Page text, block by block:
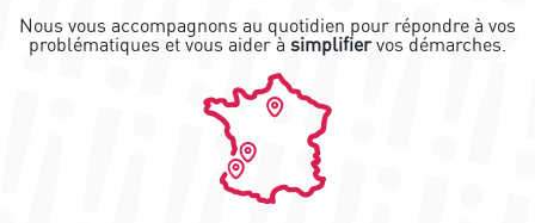
Nous vous accompagnons au quotidien pour répondre à vos
problématiques et vous aider à simplifiervos démarches.